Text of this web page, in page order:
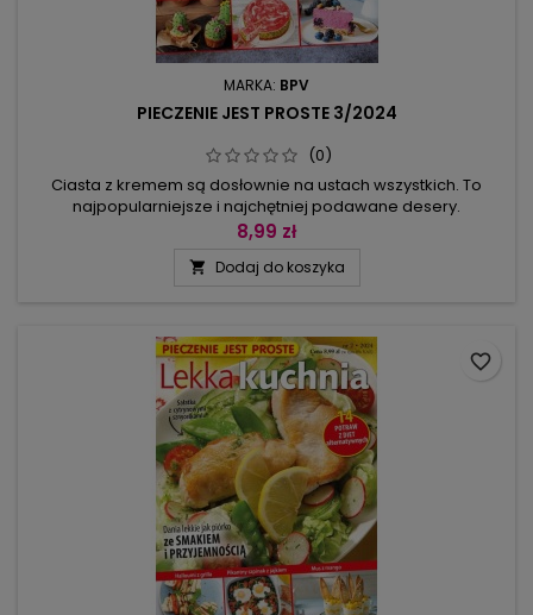
MARKA: BPV
PIECZENIE JEST PROSTE 3/2024
(0)
Ciasta z kremem są dosłownie na ustach wszystkich. To
najpopularniejsze i najchętniej podawane desery.
Niezależnie od tego, czy krem składa się z twarogu, jogurtu,
zaletą jest lekkość i świeża nuta! Towarzyszące im owoce,
8,99 zł
 Dodaj do koszyka
favorite_border